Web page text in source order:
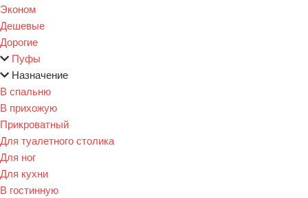
Эконом
Дешевые
Дорогие
Пуфы
Назначение
В спальню
В прихожую
Прикроватный
Для туалетного столика
Для ног
Для кухни
В гостинную